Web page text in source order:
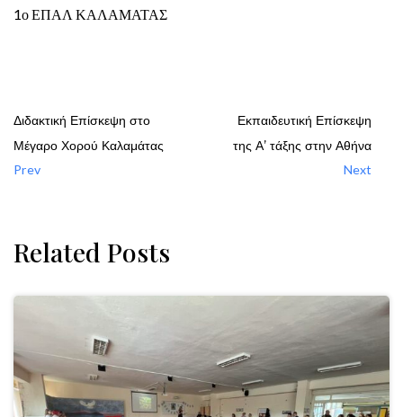
1ο ΕΠΑΛ ΚΑΛΑΜΑΤΑΣ
Διδακτική Επίσκεψη στο
Μέγαρο Χορού Καλαμάτας
Prev
Εκπαιδευτική Επίσκεψη
της Α’ τάξης στην Αθήνα
Next
Related Posts